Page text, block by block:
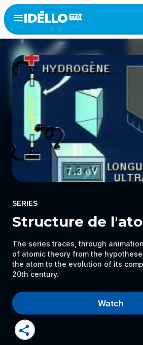
Skip
to
main
content
Open
menu
SERIES
Structure de
The series traces, through
of atomic theory from the
the atom to the evolution of its
20th century.
Watch
share